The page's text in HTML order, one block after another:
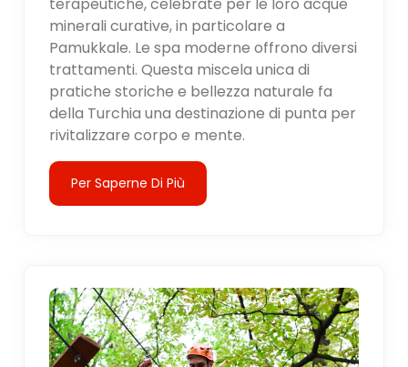
minerali curative, in particolare a
Pamukkale. Le spa moderne offrono diversi
trattamenti. Questa miscela unica di
pratiche storiche e bellezza naturale fa
della Turchia una destinazione di punta per
rivitalizzare corpo e mente.
Per Saperne Di Più